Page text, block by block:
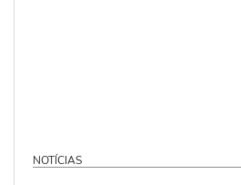
NOTÍCIAS